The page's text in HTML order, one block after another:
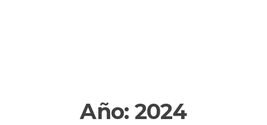
Año: 2024